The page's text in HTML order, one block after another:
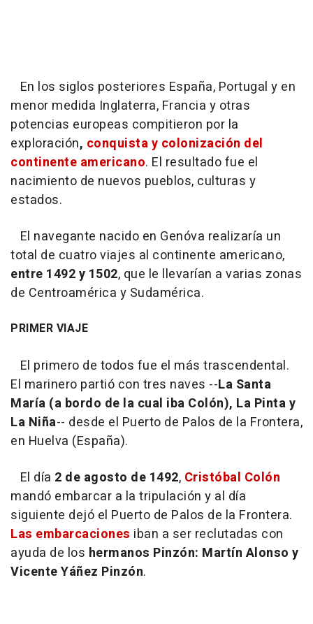
En los siglos posteriores España, Portugal y en
menor medida Inglaterra, Francia y otras
potencias europeas compitieron por la
exploración, conquista y colonización del
continente americano. El resultado fue el
nacimiento de nuevos pueblos, culturas y
estados.
El navegante nacido en Genóva realizaría un
total de cuatro viajes al continente americano,
entre 1492 y 1502, que le llevarían a varias zonas
de Centroamérica y Sudamérica.
PRIMER VIAJE
El primero de todos fue el más trascendental.
El marinero partió con tres naves --La Santa
María (a bordo de la cual iba Colón), La Pinta y
La Niña-- desde el Puerto de Palos de la Frontera,
en Huelva (España).
El día 2 de agosto de 1492, Cristóbal Colón
mandó embarcar a la tripulación y al día
siguiente dejó el Puerto de Palos de la Frontera.
Las embarcaciones iban a ser reclutadas con
ayuda de los hermanos Pinzón: Martín Alonso y
Vicente Yáñez Pinzón.